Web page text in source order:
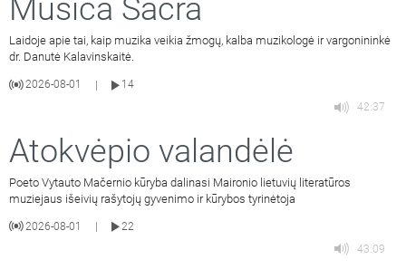
Musica Sacra
Laidoje apie tai, kaip muzika veikia žmogų, kalba muzikologė ir vargonininkė
dr. Danutė Kalavinskaitė.
2026-08-01
14
42:37
Atokvėpio valandėlė
Poeto Vytauto Mačernio kūryba dalinasi Maironio lietuvių literatūros
muziejaus išeivių rašytojų gyvenimo ir kūrybos tyrinėtoja
2026-08-01
22
43:09